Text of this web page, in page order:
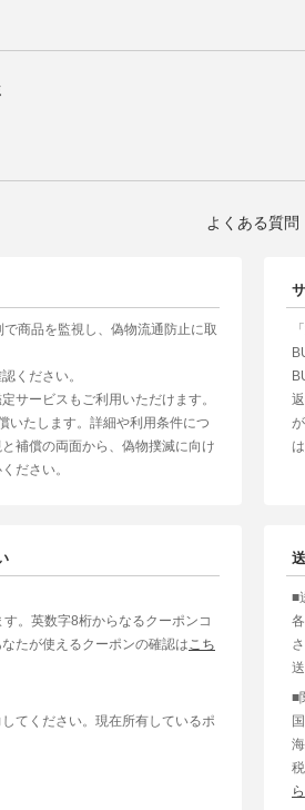
よくある質問
商品を監視し、偽物流通防止に取
ください。
サービスもご利用いただけます。
いたします。詳細や利用条件につ
補償の両面から、偽物撲滅に向け
ださい。
は
。英数字8桁からなるクーポンコ
たが使えるクーポンの確認は こち
てください。現在所有しているポ
■
■
ら